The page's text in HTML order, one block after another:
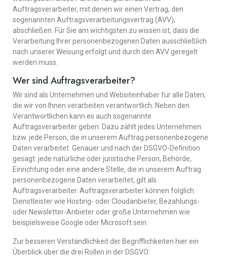
Auftragsverarbeiter, mit denen wir einen Vertrag, den
sogenannten Auftragsverarbeitungsvertrag (AVV),
abschließen. Für Sie am wichtigsten zu wissen ist, dass die
Verarbeitung Ihrer personenbezogenen Daten ausschließlich
nach unserer Weisung erfolgt und durch den AVV geregelt
werden muss.
Wer sind Auftragsverarbeiter?
Wir sind als Unternehmen und Websiteinhaber für alle Daten,
die wir von Ihnen verarbeiten verantwortlich. Neben den
Verantwortlichen kann es auch sogenannte
Auftragsverarbeiter geben. Dazu zählt jedes Unternehmen
bzw. jede Person, die in unserem Auftrag personenbezogene
Daten verarbeitet. Genauer und nach der DSGVO-Definition
gesagt: jede natürliche oder juristische Person, Behörde,
Einrichtung oder eine andere Stelle, die in unserem Auftrag
personenbezogene Daten verarbeitet, gilt als
Auftragsverarbeiter. Auftragsverarbeiter können folglich
Dienstleister wie Hosting- oder Cloudanbieter, Bezahlungs-
oder Newsletter-Anbieter oder große Unternehmen wie
beispielsweise Google oder Microsoft sein.
Zur besseren Verständlichkeit der Begrifflichkeiten hier ein
Überblick über die drei Rollen in der DSGVO: